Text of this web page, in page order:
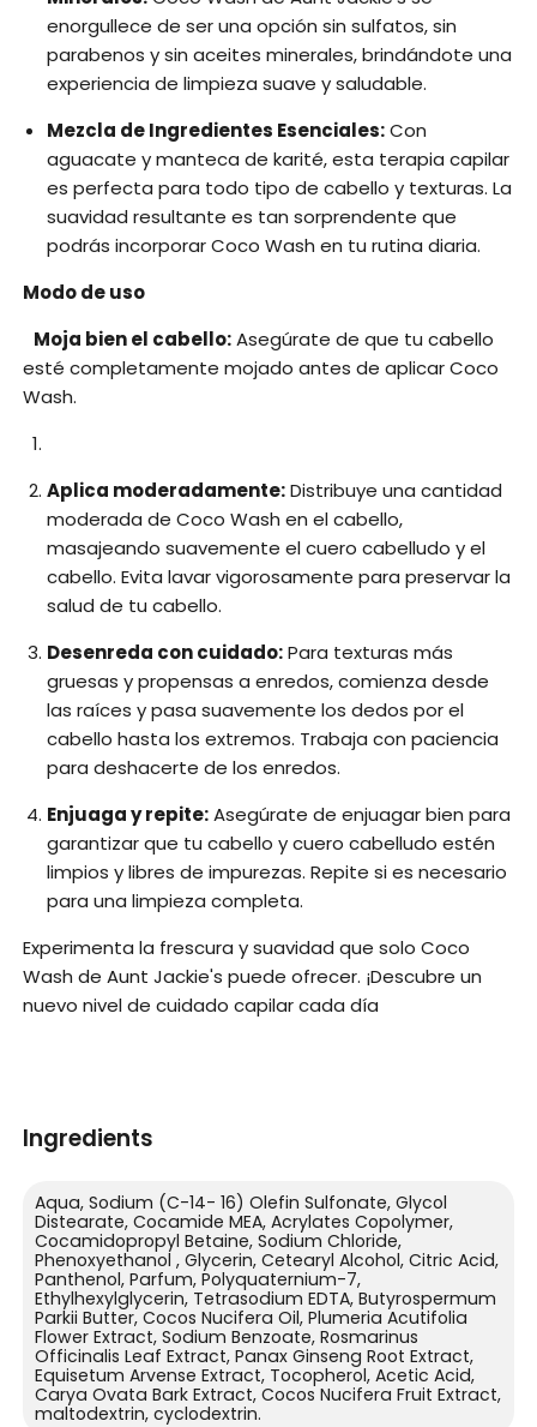
enorgullece de ser una opción sin sulfatos, sin
parabenos y sin aceites minerales, brindándote una
experiencia de limpieza suave y saludable.
Mezcla de Ingredientes Esenciales:Con
aguacate y manteca de karité, esta terapia capilar
es perfecta para todo tipo de cabello y texturas. La
suavidad resultante es tan sorprendente que
podrás incorporar Coco Wash en tu rutina diaria.
Modo de uso
Moja bien el cabello:Asegúrate de que tu cabello
esté completamente mojado antes de aplicar Coco
Wash.
Aplica moderadamente:Distribuye una cantidad
moderada de Coco Wash en el cabello,
masajeando suavemente el cuero cabelludo y el
cabello. Evita lavar vigorosamente para preservar la
salud de tu cabello.
Desenreda con cuidado:Para texturas más
gruesas y propensas a enredos, comienza desde
las raíces y pasa suavemente los dedos por el
cabello hasta los extremos. Trabaja con paciencia
para deshacerte de los enredos.
Enjuaga y repite:Asegúrate de enjuagar bien para
garantizar que tu cabello y cuero cabelludo estén
limpios y libres de impurezas. Repite si es necesario
para una limpieza completa.
Experimenta la frescura y suavidad que solo Coco
Wash de Aunt Jackie's puede ofrecer. ¡Descubre un
nuevo nivel de cuidado capilar cada día
Ingredients
Aqua, Sodium (C-14- 16) Olefin Sulfonate, Glycol
Distearate, Cocamide MEA, Acrylates Copolymer,
Cocamidopropyl Betaine, Sodium Chloride,
Phenoxyethanol , Glycerin, Cetearyl Alcohol, Citric Acid,
Panthenol, Parfum, Polyquaternium-7,
Ethylhexylglycerin, Tetrasodium EDTA, Butyrospermum
Parkii Butter, Cocos Nucifera Oil, Plumeria Acutifolia
Flower Extract, Sodium Benzoate, Rosmarinus
Officinalis Leaf Extract, Panax Ginseng Root Extract,
Equisetum Arvense Extract, Tocopherol, Acetic Acid,
Carya Ovata Bark Extract, Cocos Nucifera Fruit Extract,
maltodextrin, cyclodextrin.